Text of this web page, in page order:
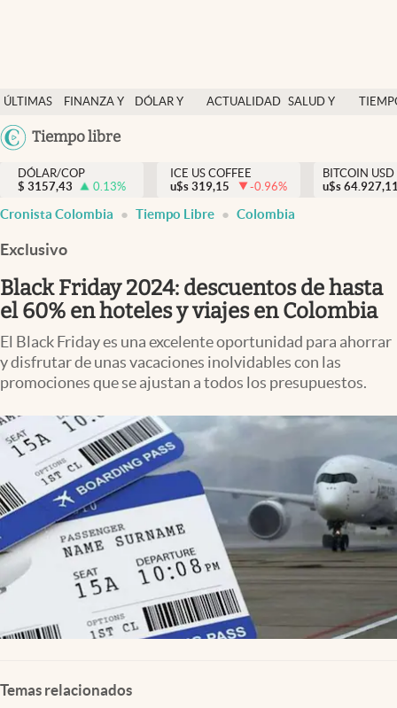
ÚLTIMAS
NOTICIAS
FINANZA Y
DÓLAR Y
ACTUALIDAD SALUD Y
México
Tiempo libre
Salud y nutrición
Vida espiritual
Actualidad
Colombia
DÓLAR/COP
$ 3157,43 0.13%
ICE US COFFEE
u$s 319,15 -0.96%
BITCOIN USD
u$s
Cronista Colombia Tiempo Libre Colombia
Exclusivo
Black Friday 2024: descuentos de hasta
el 60% en hoteles y viajes en Colombia
El Black Friday es una excelente oportunidad para ahorrar
y disfrutar de unas vacaciones inolvidables con las
promociones que se ajustan a todos los presupuestos.
Temas relacionados